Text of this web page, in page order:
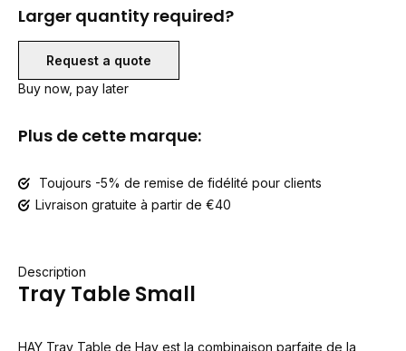
Larger quantity required?
Request a quote
Buy now, pay later
Plus de cette marque:
Toujours -5% de remise de fidélité pour clients
Livraison gratuite à partir de €40
Description
Tray Table Small
HAY Tray Table de Hay est la combinaison parfaite de la